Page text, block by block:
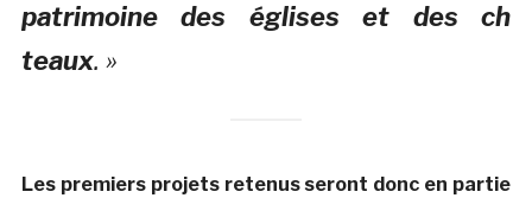
patrimoine des églises et des ch
teaux. »
Les premiers projets retenus seront donc en partie